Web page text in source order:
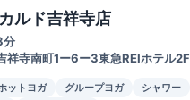
ルド吉祥寺店
分
祥寺南町1ー6ー3東急REIホテル2F
ットヨガ グループヨガ シャワー